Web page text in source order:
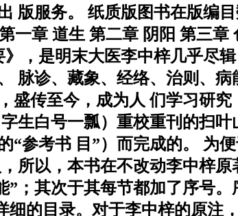
版服务。 纸质版图书在版编
一章 道生 第二章 阴阳 第三
，是明末大医李中梓几乎尽
脉诊、藏象、经络、治则、
盛传至今，成为人 们学习研
生白号一瓢）重校重刊的扫
参考书 目”）而完成的。 为
所以，本书在不改动李中梓
其次于其每节都加了序号。
的目录。对于李中梓的原注